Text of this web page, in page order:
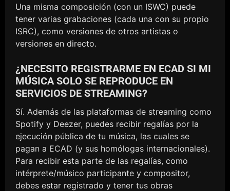
Una misma composición (con un ISWC) puede
tener varias grabaciones (cada una con su propio
ISRC), como versiones de otros artistas o
versiones en directo.
¿NECESITO REGISTRARME EN ECAD SI MI
MÚSICA SOLO SE REPRODUCE EN
SERVICIOS DE STREAMING?
Sí. Además de las plataformas de streaming como
Spotify y Deezer, puedes recibir regalías por la
ejecución pública de tu música, las cuales se
pagan a ECAD (y sus homólogas internacionales).
Para recibir esta parte de las regalías, como
intérprete/músico participante y compositor,
debes estar registrado y tener tus obras